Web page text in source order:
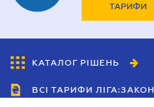
ТАРИФИ
КАТАЛОГ РІШЕНЬ
ВСІ ТАРИФИ ЛІГА:ЗАКОН